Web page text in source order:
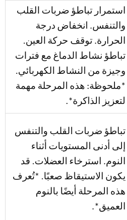
استمرار تباطؤ ضربات القلب
والتنفس. انخفاض درجة
الحرارة. توقف حركة العين.
تباطؤ نشاط الدماغ مع فترات
وجيزة من النشاط الكهربائي.
*ملحوظة: هذه المرحلة مهمة
لتعزيز الذاكرة*.
تباطؤ ضربات القلب والتنفس
إلى أدنى المستويات أثناء
النوم. استرخاء العضلات. قد
يكون الاستيقاظ صعبًا. *تُعرف
هذه المرحلة أيضًا بالنوم
العميق*.